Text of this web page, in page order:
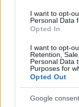
I want to opt-
Personal Data
Opted In
I want to opt-
Retention,
Personal Data
Purposes for
Opted Out
Google